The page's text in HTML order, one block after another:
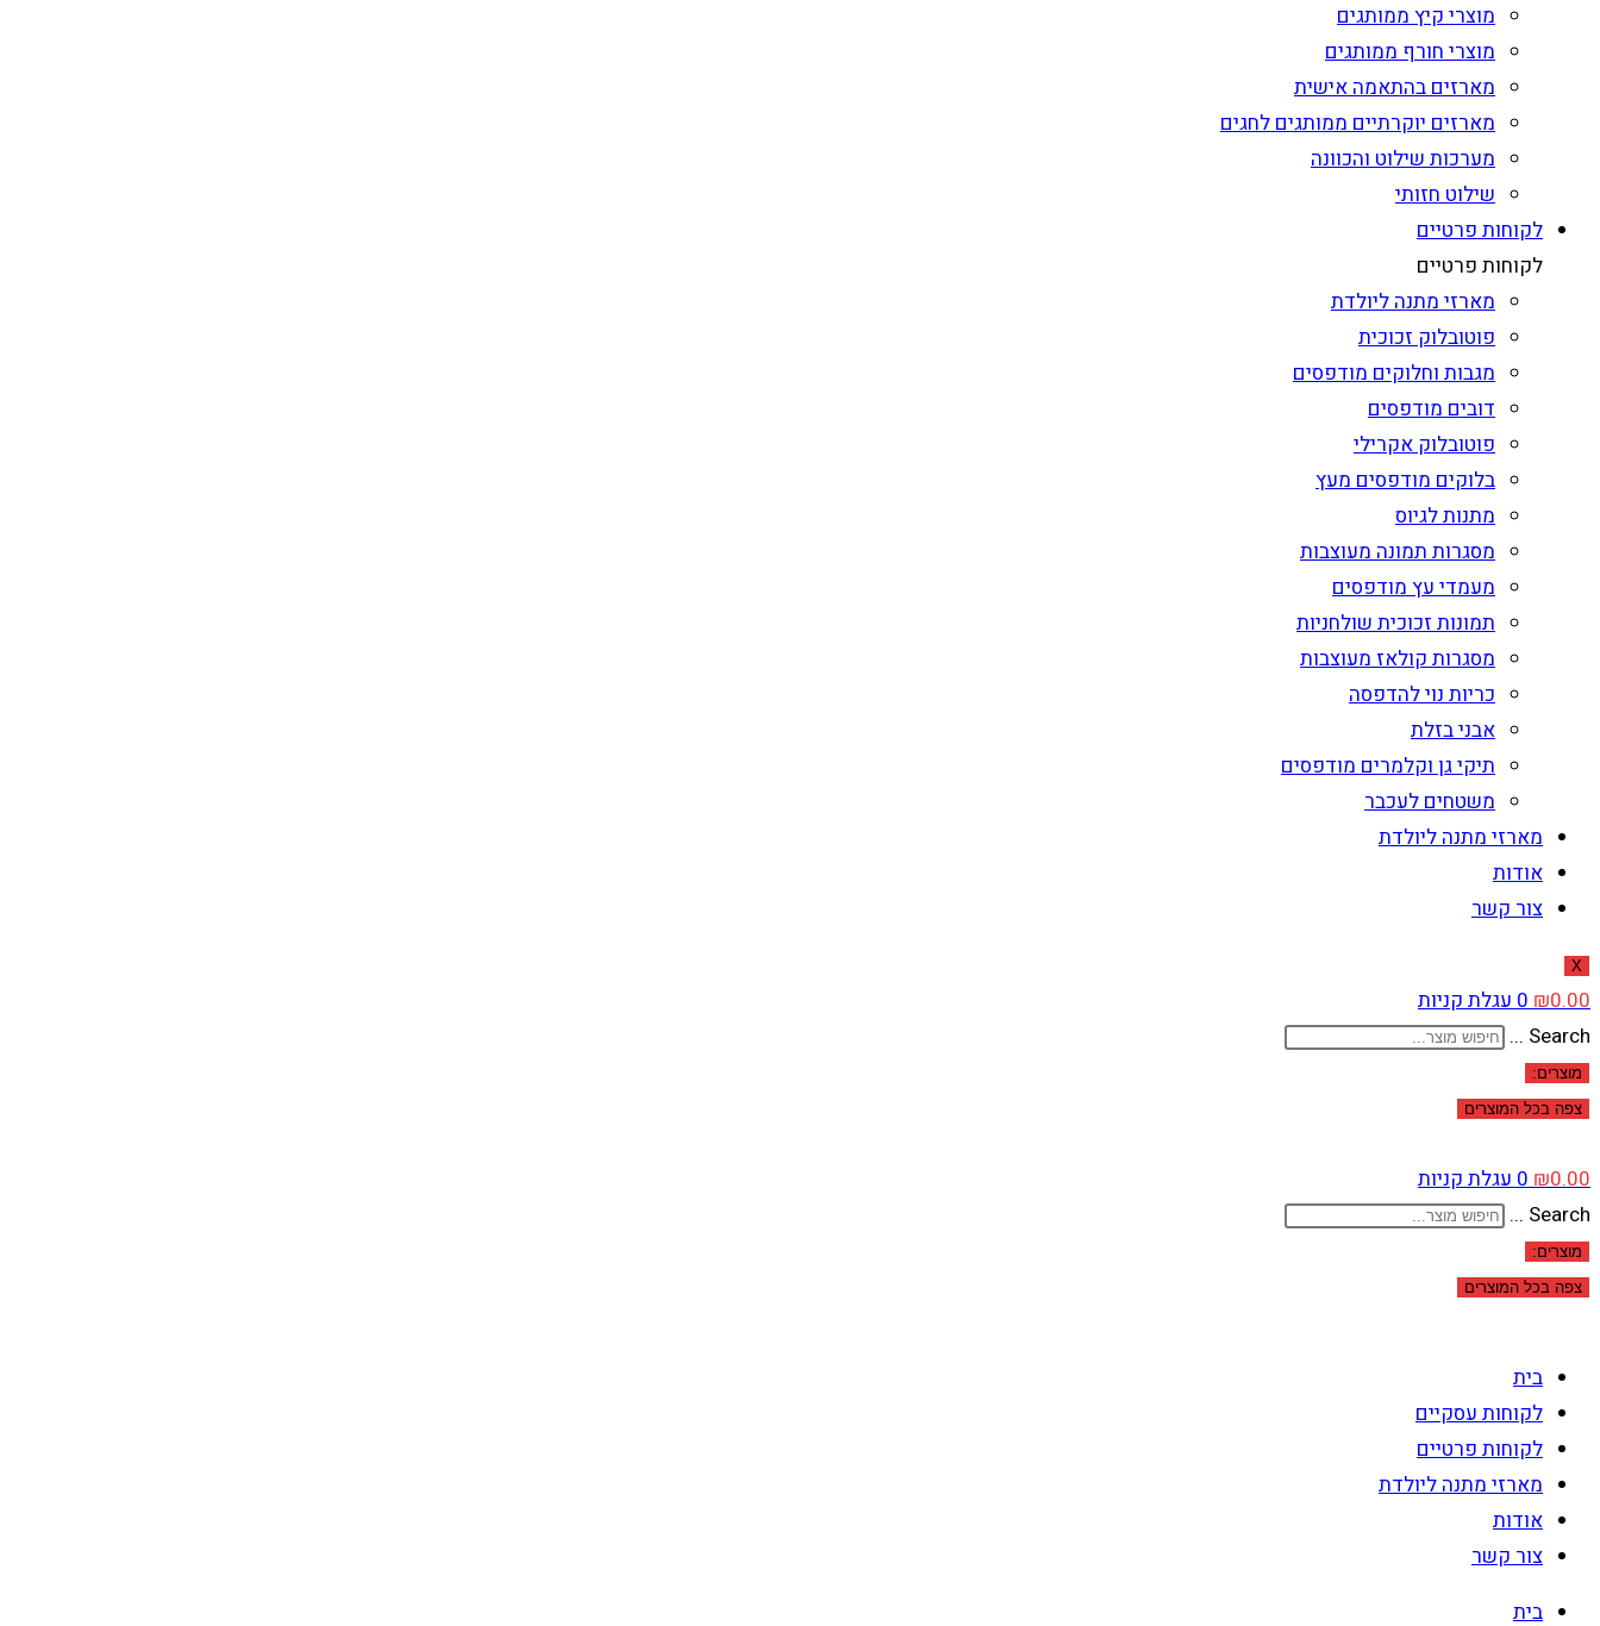
מוצרי קיץ ממותגים
מוצרי חורף ממותגים
מארזים בהתאמה אישית
מארזים יוקרתיים ממותגים לחגים
מערכות שילוט והכוונה
שילוט חזותי
לקוחות פרטיים
לקוחות פרטיים
מארזי מתנה ליולדת
פוטובלוק זכוכית
מגבות וחלוקים מודפסים
דובים מודפסים
פוטובלוק אקרילי
בלוקים מודפסים מעץ
מתנות לגיוס
מסגרות תמונה מעוצבות
מעמדי עץ מודפסים
תמונות זכוכית שולחניות
מסגרות קולאז מעוצבות
כריות נוי להדפסה
אבני בזלת
תיקי גן וקלמרים מודפסים
משטחים לעכבר
מארזי מתנה ליולדת
אודות
צור קשר
X
₪0.00
0עגלת קניות
Search ...
מוצרים:
צפה בכל המוצרים
₪0.00
0עגלת קניות
Search ...
מוצרים:
צפה בכל המוצרים
בית
לקוחות עסקיים
לקוחות פרטיים
מארזי מתנה ליולדת
אודות
צור קשר
בית